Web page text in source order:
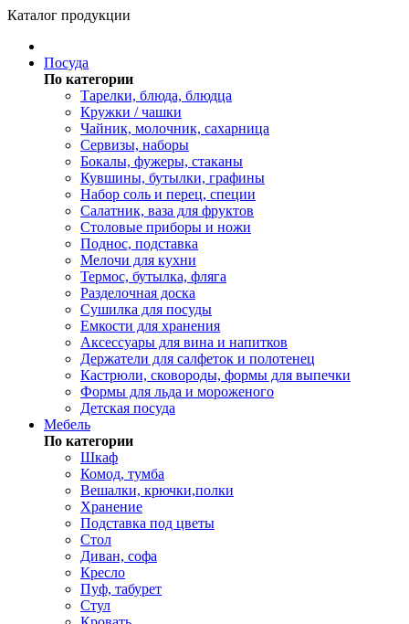
Каталог продукции
Посуда
По категории
Тарелки, блюда, блюдца
Кружки / чашки
Чайник, молочник, сахарница
Сервизы, наборы
Бокалы, фужеры, стаканы
Кувшины, бутылки, графины
Набор соль и перец, специи
Салатник, ваза для фруктов
Столовые приборы и ножи
Поднос, подставка
Мелочи для кухни
Термос, бутылка, фляга
Разделочная доска
Сушилка для посуды
Емкости для хранения
Аксессуары для вина и напитков
Держатели для салфеток и полотенец
Кастрюли, сковороды, формы для выпечки
Формы для льда и мороженого
Детская посуда
Мебель
По категории
Шкаф
Комод, тумба
Вешалки, крючки,полки
Хранение
Подставка под цветы
Стол
Диван, софа
Кресло
Пуф, табурет
Стул